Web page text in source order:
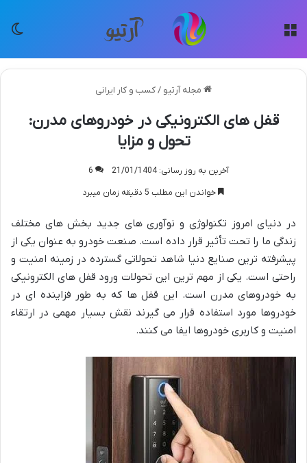
مجله آرتیو /کسب و کار ایرانی
قفل های الکترونیکی در خودروهای مدرن:
تحول و مزایا
آخرین به روز رسانی: 21/01/1404
6
خواندن این مطلب 5 دقیقه زمان میبرد
در دنیای امروز تکنولوژی و نوآوری های جدید بخش های مختلف
زندگی ما را تحت تأثیر قرار داده است. صنعت خودرو به عنوان یکی از
پیشرفته ترین صنایع دنیا شاهد تحولاتی گسترده در زمینه امنیت و
راحتی است. یکی از مهم ترین این تحولات ورود قفل های الکترونیکی
به خودروهای مدرن است. این قفل ها که به طور فزاینده ای در
خودروها مورد استفاده قرار می گیرند نقش بسیار مهمی در ارتقاء
امنیت و کاربری خودروها ایفا می کنند.